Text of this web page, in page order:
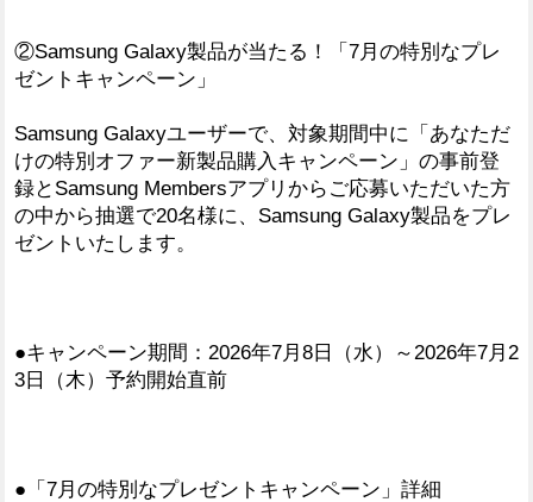
②Samsung Galaxy製品が当たる！「7月の特別なプレ
ゼントキャンペーン」
Samsung Galaxyユーザーで、対象期間中に「あなただ
けの特別オファー新製品購入キャンペーン」の事前登
録とSamsung Membersアプリからご応募いただいた方
の中から抽選で20名様に、Samsung Galaxy製品をプレ
ゼントいたします。
●キャンペーン期間：2026年7月8日（水）～2026年7月2
3日（木）予約開始直前
●「7月の特別なプレゼントキャンペーン」詳細